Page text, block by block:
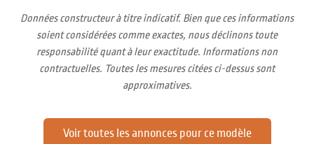
Données constructeur à titre indicatif. Bien que ces informations
soient considérées comme exactes, nous déclinons toute
responsabilité quant à leur exactitude. Informations non
contractuelles. Toutes les mesures citées ci-dessus sont
approximatives.
Voir toutes les annonces pour ce modèle